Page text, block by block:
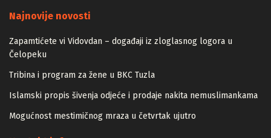
Najnovije novosti
Zapamtićete vi Vidovdan – događaji iz zloglasnog logora u
Čelopeku
Tribina i program za žene u BKC Tuzla
Islamski propis šivenja odjeće i prodaje nakita nemuslimankama
Mogućnost mestimičnog mraza u četvrtak ujutro